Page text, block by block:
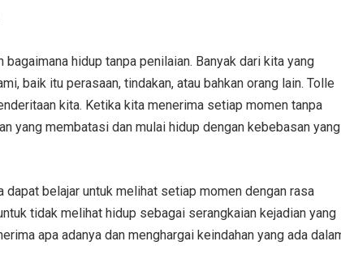
hidup tanpa penilaian. Banyak dari kita yang
baik itu perasaan, tindakan, atau bahkan orang lain. Tolle
kita. Ketika kita menerima setiap momen tanpa
yang membatasi dan mulai hidup dengan kebebasan yang
belajar untuk melihat setiap momen dengan rasa
tidak melihat hidup sebagai serangkaian kejadian yang
apa adanya dan menghargai keindahan yang ada